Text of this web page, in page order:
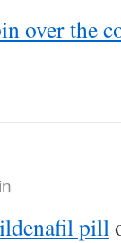
over the
pill